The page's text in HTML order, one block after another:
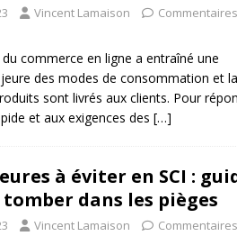
Vincent Lamaison
Commentaires
commerce en ligne a entraîné une
des modes de consommation et la
sont livrés aux clients. Pour
et aux exigences des […]
à éviter en SCI :
dans les pièges
Vincent Lamaison
Commentaires